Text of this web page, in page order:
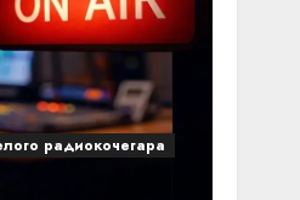
радиокочегара